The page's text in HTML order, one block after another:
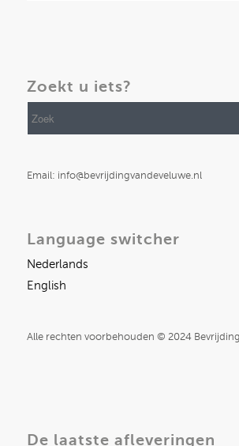
Zoekt u iets?
Email: info@bevrijdingvandeveluwe.nl
Language switcher
Nederlands
English
Alle rechten voorbehouden © 2024
De laatste afleveringen